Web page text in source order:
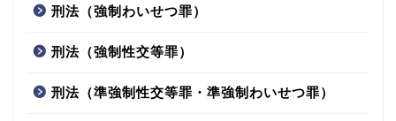
刑法（強制わいせつ罪）
刑法（強制性交等罪）
刑法（準強制性交等罪・準強制わいせつ罪）